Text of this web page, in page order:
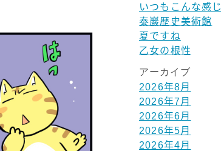
いつもこんな感じ
泰巖歴史美術館
夏ですね
乙女の根性
アーカイブ
2026年8月
2026年7月
2026年6月
2026年5月
2026年4月